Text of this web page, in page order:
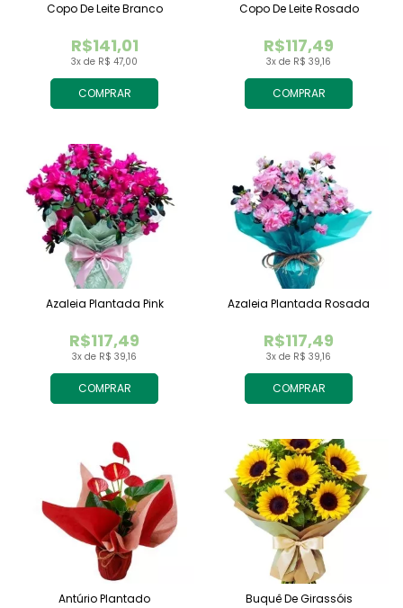
COMPRAR
3x de R$ 47,00
R$141,01
Copo De Leite Branco
COMPRAR
3x de R$ 39,16
R$117,49
Copo De Leite Rosado
COMPRAR
3x de R$ 39,16
R$117,49
Azaleia Plantada Pink
COMPRAR
3x de R$ 39,16
R$117,49
Azaleia Plantada Rosada
Antúrio Plantado Buquê De Girassóis